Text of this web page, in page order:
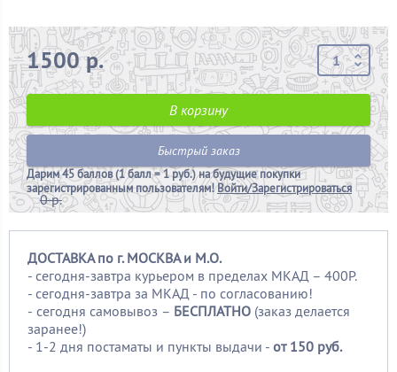
1500 р.
0 р.
В корзину
Быстрый заказ
Дарим45 баллов (1 балл = 1 руб.)на будущие покупки
зарегистрированным пользователям!Войти/Зарегистрироваться
ДОСТАВКА по г. МОСКВА и М.О.
- сегодня-завтра курьером в пределах МКАД – 400Р.
- сегодня-завтра за МКАД - по согласованию!
- сегодня самовывоз – БЕСПЛАТНО (заказ делается
заранее!)
- 1-2 дня постаматы и пункты выдачи - от 150 руб.